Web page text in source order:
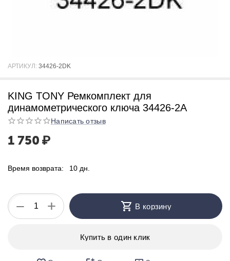
АРТИКУЛ: 34426-2DK
KING TONY Ремкомплект для
динамометрического ключа 34426-2A
Написать отзыв
1 750 ₽
Время возврата: 10 дн.
+
− В корзину
Купить в один клик